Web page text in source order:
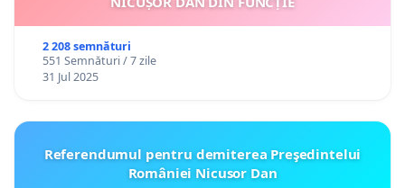
2 208 semnături
551 Semnături / 7 zile
31 Jul 2025
Referendumul pentru demiterea Preşedintelui
României Nicusor Dan